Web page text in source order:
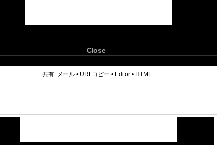
Close
共有: メール • URLコピー • Editor • HTML